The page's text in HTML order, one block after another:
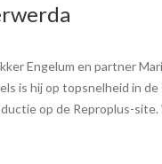
Engelum en partner
is hij op topsnelheid in
op de Reproplus-